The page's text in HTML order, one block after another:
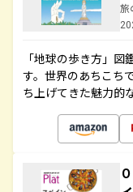
旅
「地球の歩き方」
す。世界のあちこち
ち上げてきた魅力的